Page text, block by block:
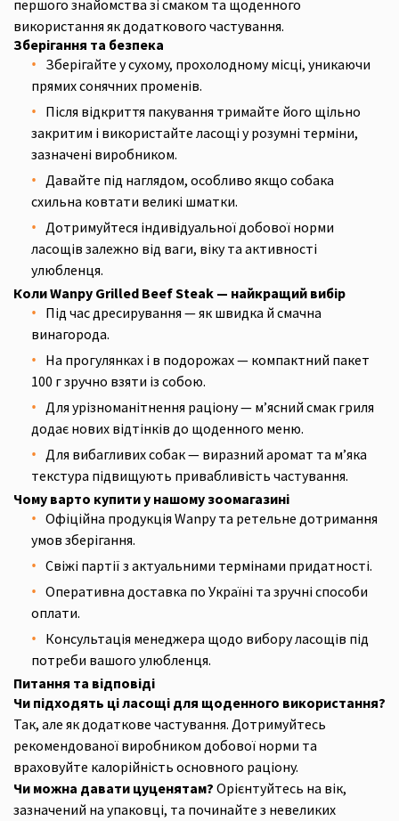
першого знайомства зі смаком та щоденного
використання як додаткового частування.
Зберігання та безпека
Зберігайте у сухому, прохолодному місці, уникаючи
прямих сонячних променів.
Після відкриття пакування тримайте його щільно
закритим і використайте ласощі у розумні терміни,
зазначені виробником.
Давайте під наглядом, особливо якщо собака
схильна ковтати великі шматки.
Дотримуйтеся індивідуальної добової норми
ласощів залежно від ваги, віку та активності
улюбленця.
Коли Wanpy Grilled Beef Steak — найкращий вибір
Під час дресирування — як швидка й смачна
винагорода.
На прогулянках і в подорожах — компактний пакет
100 г зручно взяти із собою.
Для урізноманітнення раціону — м’ясний смак гриля
додає нових відтінків до щоденного меню.
Для вибагливих собак — виразний аромат та м’яка
текстура підвищують привабливість частування.
Чому варто купити у нашому зоомагазині
Офіційна продукція Wanpy та ретельне дотримання
умов зберігання.
Свіжі партії з актуальними термінами придатності.
Оперативна доставка по Україні та зручні способи
оплати.
Консультація менеджера щодо вибору ласощів під
потреби вашого улюбленця.
Питання та відповіді
Чи підходять ці ласощі для щоденного використання?
Так, але як додаткове частування. Дотримуйтесь
рекомендованої виробником добової норми та
враховуйте калорійність основного раціону.
Чи можна давати цуценятам? Орієнтуйтесь на вік,
зазначений на упаковці, та починайте з невеликих